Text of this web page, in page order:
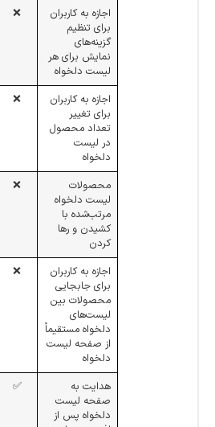
اجازه به کاربران
برای تنظیم
گزینه‌های
نمایش برای هر
لیست دلخواه
❌
اجازه به کاربران
برای تغییر
تعداد محصول
در لیست
دلخواه
❌
محصولات
لیست دلخواه
مرتب‌شده با
کشیدن و رها
کردن
❌
اجازه به کاربران
برای جابجایی
محصولات بین
لیست‌های
دلخواه مستقیماً
از صفحه لیست
دلخواه
❌
هدایت به
صفحه لیست
دلخواه پس از
✅